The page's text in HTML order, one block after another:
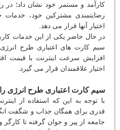
کارآمد و مستمر خود نشان داد؛
رضایتمندی مشترکین خود،
اختیار آنها قرار می دهد.
در حال حاضر یکی از این خدمات
سیم کارت های اعتباری طرح
افزایش سرعت اینترنت با قیمت
اختیار علاقمندان قرار می گیرد.
سیم کارت اعتباری طرح انرژی
با توجه به این که استفاده از
قدری برای همگان جذاب و شگفت
جامعه از پیر و جوان گرفته تا